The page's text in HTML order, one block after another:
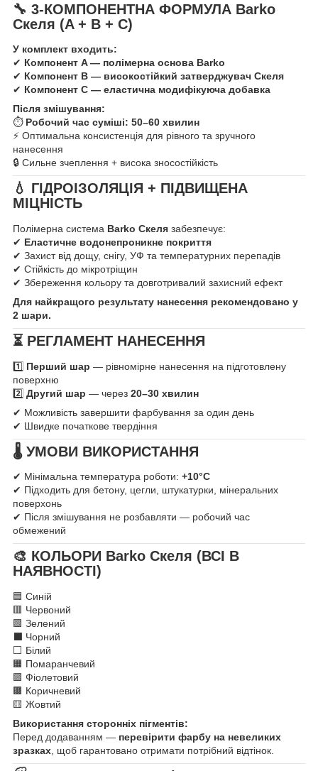
🔧 3-КОМПОНЕНТНА ФОРМУЛА Barko
Скеля (A + B + C)
У комплект входить:
✔ Компонент A — полімерна основа Barko
✔ Компонент B — високостійкий затверджувач Скеля
✔ Компонент C — еластична модифікуюча добавка
Після змішування:
⏱ Робочий час суміші: 50–60 хвилин
⚡ Оптимальна консистенція для рівного та зручного
нанесення
🔒 Сильне зчеплення + висока зносостійкість
💧 ГІДРОІЗОЛЯЦІЯ + ПІДВИЩЕНА
МІЦНІСТЬ
Полімерна система Barko Скеля забезпечує:
✔ Еластичне водонепроникне покриття
✔ Захист від дощу, снігу, УФ та температурних перепадів
✔ Стійкість до мікротріщин
✔ Збереження кольору та довготривалий захисний ефект
Для найкращого результату нанесення рекомендовано у
2 шари.
⏳ РЕГЛАМЕНТ НАНЕСЕННЯ
1️⃣ Перший шар — рівномірне нанесення на підготовлену
поверхню
2️⃣ Другий шар — через 20–30 хвилин
✔ Можливість завершити фарбування за один день
✔ Швидке початкове твердіння
🌡 УМОВИ ВИКОРИСТАННЯ
✔ Мінімальна температура роботи: +10°C
✔ Підходить для бетону, цегли, штукатурки, мінеральних
поверхонь
✔ Після змішування не розбавляти — робочий час
обмежений
🎨 КОЛЬОРИ Barko Скеля (ВСІ В
НАЯВНОСТІ)
🟦 Синій
🟥 Червоний
🟩 Зелений
⬛ Чорний
⬜ Білий
🟧 Помаранчевий
🟪 Фіолетовий
🟫 Коричневий
🟨 Жовтий
Використання сторонніх пігментів:
Перед додаванням — перевірити фарбу на невеликих
зразках , щоб гарантовано отримати потрібний відтінок.